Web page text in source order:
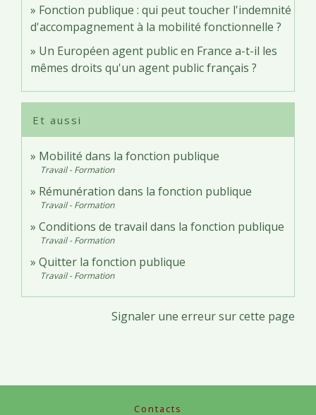
Fonction publique : qui peut toucher l'indemnité
d'accompagnement à la mobilité fonctionnelle ?
Un Européen agent public en France a-t-il les
mêmes droits qu'un agent public français ?
Et aussi
Mobilité dans la fonction publique
Travail - Formation
Rémunération dans la fonction publique
Travail - Formation
Conditions de travail dans la fonction publique
Travail - Formation
Quitter la fonction publique
Travail - Formation
Signaler une erreur sur cette page
Contacts